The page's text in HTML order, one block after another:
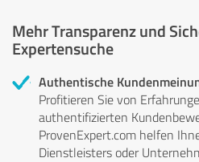
Mehr Transparenz und
Expertensuche
Authentische
Profitieren Sie von
authentifizierten
ProvenExpert.com helfen
Dienstleisters oder